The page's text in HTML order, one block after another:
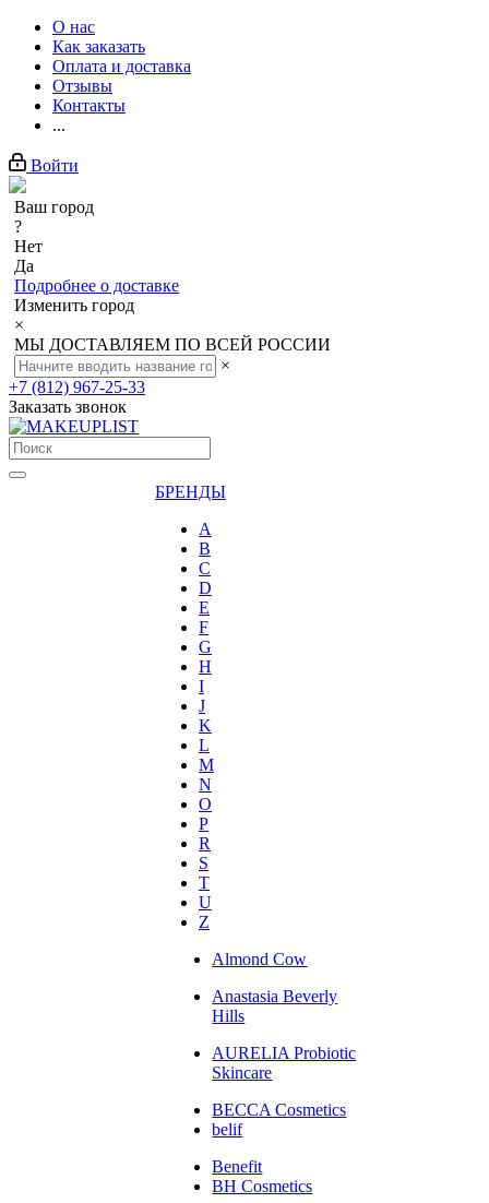
О нас
Как заказать
Оплата и доставка
Отзывы
Контакты
...
Войти
Ваш город
?
Нет
Да
Подробнее о доставке
Изменить город
×
МЫ ДОСТАВЛЯЕМ ПО ВСЕЙ РОССИИ
×
+7 (812) 967-25-33
Заказать звонок
БРЕНДЫ
A
B
C
D
E
F
G
H
I
J
K
L
M
N
O
P
R
S
T
U
Z
Almond Cow
Anastasia Beverly
Hills
AURELIA Probiotic
Skincare
BECCA Cosmetics
belif
Benefit
BH Cosmetics